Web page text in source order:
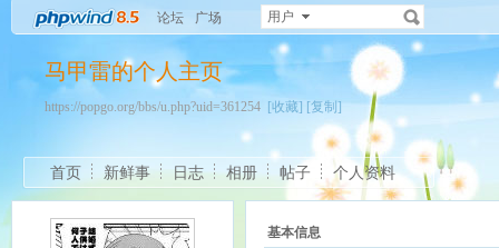
论坛 广场 用户
马甲雷的个人主页
https://popgo.org/bbs/u.php?uid=361254 [收藏] [复制]
首页 新鲜事 日志 相册 帖子 个人资料
基本信息